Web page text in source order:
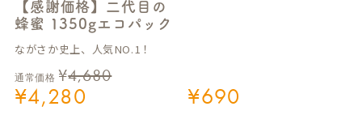
【感謝価格】二代目の
蜂蜜 1350gエコパック
ながさか史上、人気NO.1！
通常価格 ¥4,680
¥4,280 ¥690